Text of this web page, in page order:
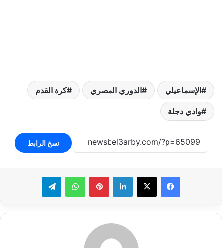
الإسماعيلي الدوري المصري كرة القدم
وادي دجلة
نسخ الرابط
لينكدإن بينتيريستواتساب تيلقرام